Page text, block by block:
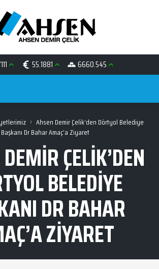
55.1881 6660.545
› Ahsen Demir Çelik’den Dörtyol Belediye
Başkanı Dr Bahar Amaç’a Ziyaret
ÇELIK’DEN
BELEDIYE
DR BAHAR
ZIYARET